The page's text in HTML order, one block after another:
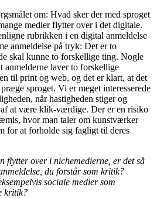
om: Hvad sker der med sproget
medier flytter over i det digitale.
rubrikken i en digital anmeldelse
anmeldelse på tryk: Det er to
skal kunne to forskellige ting. Nogle
anmelderne laver to forskellige
til print og web, og det er klart, at det
sproget. Vi er meget interesserede
når hastigheden stiger og
at være klik-værdige. Der er en risiko
hvor man taler om kunstværker
for at forholde sig fagligt til deres
flytter over i nichemedierne, er det så
du forstår som kritik?
sociale medier som
kritik?